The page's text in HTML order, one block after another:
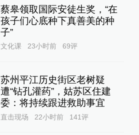
蔡皋领取国际安徒生奖，“在
孩子们心底种下真善美的种
子”
文化课 23小时前 69评
苏州平江历史街区老树疑
遭“钻孔灌药”，姑苏区住建
委：将持续跟进救助事宜
直击现场 22小时前 141评